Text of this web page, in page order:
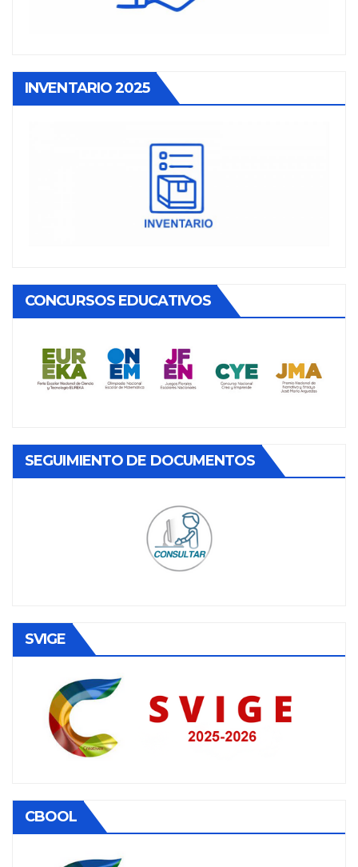
INVENTARIO 2025
CONCURSOS EDUCATIVOS
SEGUIMIENTO DE DOCUMENTOS
SVIGE
CBOOL